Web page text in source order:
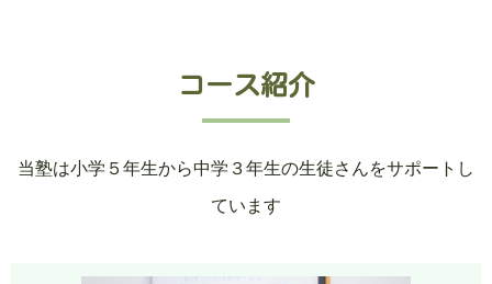
コース紹介
当塾は小学５年生から中学３年生の生徒さんをサポートし
ています